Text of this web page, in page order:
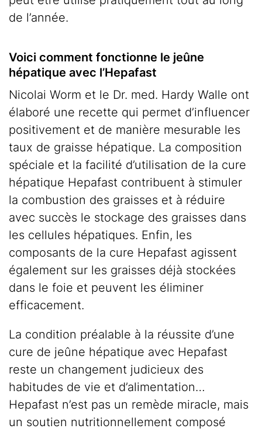
de l’année.
Voici comment fonctionne le jeûne
hépatique avec l’Hepafast
Nicolai Worm et le Dr. med. Hardy Walle ont
élaboré une recette qui permet d’influencer
positivement et de manière mesurable les
taux de graisse hépatique. La composition
spéciale et la facilité d’utilisation de la cure
hépatique Hepafast contribuent à stimuler
la combustion des graisses et à réduire
avec succès le stockage des graisses dans
les cellules hépatiques. Enfin, les
composants de la cure Hepafast agissent
également sur les graisses déjà stockées
dans le foie et peuvent les éliminer
efficacement.
La condition préalable à la réussite d’une
cure de jeûne hépatique avec Hepafast
reste un changement judicieux des
habitudes de vie et d’alimentation…
Hepafast n’est pas un remède miracle, mais
un soutien nutritionnellement composé